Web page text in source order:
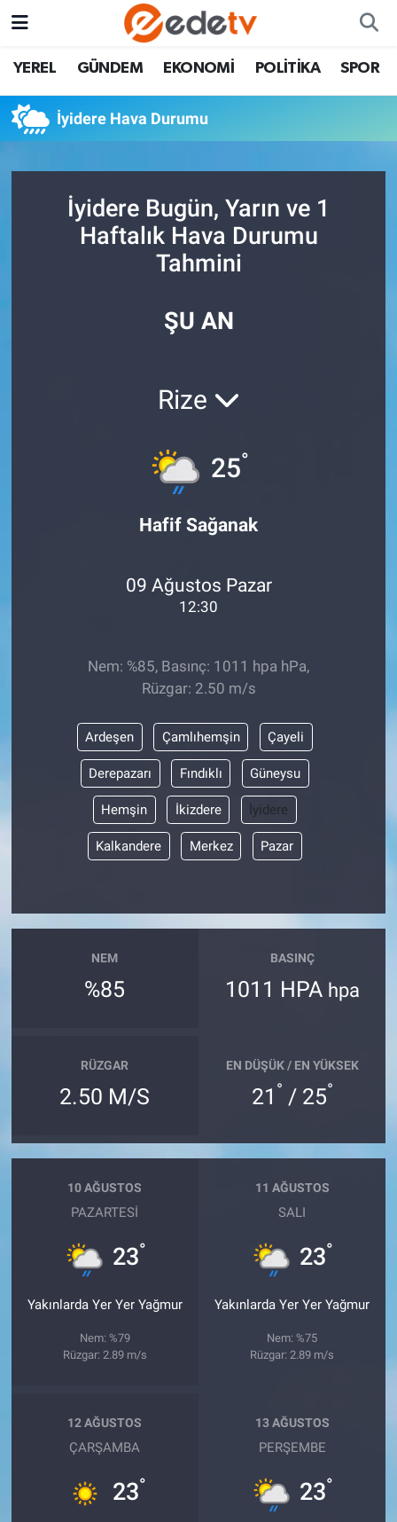
YEREL GÜNDEM EKONOMİ POLİTİKA SPOR
İyidere Hava Durumu
İyidere Bugün, Yarın ve 1
Haftalık Hava Durumu
Tahmini
ŞU AN
Rize
25°
Hafif Sağanak
09 Ağustos Pazar
12:30
Nem: %85, Basınç: 1011 hpa hPa,
Rüzgar: 2.50 m/s
Ardeşen Çamlıhemşin Çayeli
Derepazarı Fındıklı Güneysu
Hemşin İkizdere İyidere
Kalkandere Merkez Pazar
NEM
%85
BASINÇ
1011 HPA hpa
RÜZGAR
2.50 M/S
EN DÜŞÜK / EN YÜKSEK
21 ° / 25°
10 AĞUSTOS
PAZARTESI
23°
Yakınlarda Yer Yer Yağmur
Nem: %79
Rüzgar: 2.89 m/s
11 AĞUSTOS
SALI
23°
Yakınlarda Yer Yer Yağmur
Nem: %75
Rüzgar: 2.89 m/s
12 AĞUSTOS
ÇARŞAMBA
23°
13 AĞUSTOS
PERŞEMBE
23°